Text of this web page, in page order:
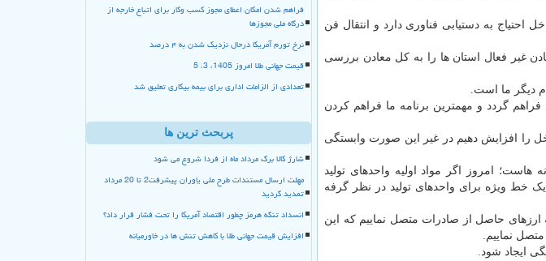
احتیاج به دستیابی فناوری دارد و انتقال فن
غیر فعال استان ها را به کل معادن بررسی
دیگر ما است.
گردد و مهمترین برنامه ما فراهم کردن
را افزایش دهیم در غیر این صورت وابستگی
هاست؛ امروز اگر مواد اولیه واحدهای تولید
خط ویژه برای واحدهای تولید در نظر گرفه
ارزهای حاصل از صادرات متصل نماییم که این
نماییم.
ایجاد شود.
فراهم شدن امکان اعطای مجوز کسب وکار برای اتباع خارجه از
درگاه ملی مجوزها
نرخ تورم آمریکا درحال نزدیک شدن به ۴ درصد
قیمت جهانی طلا امروز 1405، 3، 5
تعدادی از الزامات اداری برای بیمه بیکاری تعلیق شد
پربحث ترین ها
شارژ کالا برگ مرداد ماه از فردا شروع می شود
مهلت ارسال مستندات طرح ملی یاوران پیشرفت2 تا 20 مرداد
تمدید گردید
انسداد تنگه هرمز چطور اقتصاد آمریکا را تحت فشار قرار داد؟
افزایش قیمت جهانی طلا با کاهش تنش ها در خاورمیانه